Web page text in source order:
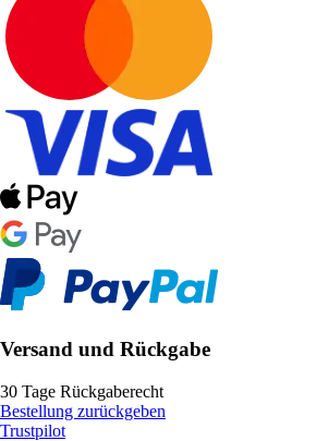
Versand und Rückgabe
30 Tage Rückgaberecht
Bestellung zurückgeben
Trustpilot